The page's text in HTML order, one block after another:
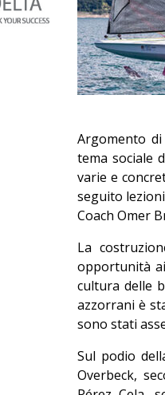
Argomento di
tema sociale
varie e
seguito
Coach Omer
La
opportunità
cultura delle
azzorrani è
sono stati
Sul podio
Overbeck,